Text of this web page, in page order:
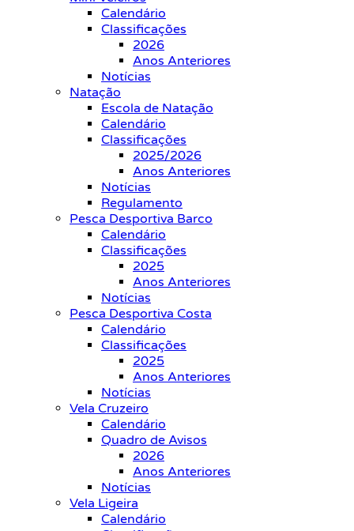
Calendário
Classificações
2026
Anos Anteriores
Notícias
Natação
Escola de Natação
Calendário
Classificações
2025/2026
Anos Anteriores
Notícias
Regulamento
Pesca Desportiva Barco
Calendário
Classificações
2025
Anos Anteriores
Notícias
Pesca Desportiva Costa
Calendário
Classificações
2025
Anos Anteriores
Notícias
Vela Cruzeiro
Calendário
Quadro de Avisos
2026
Anos Anteriores
Notícias
Vela Ligeira
Calendário